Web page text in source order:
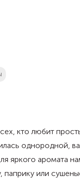
кто любит
однородной,
яркого аромата
или